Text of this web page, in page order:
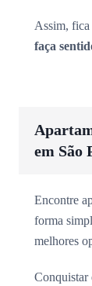
Assim,
faça
em São
Encontre
forma
melhores
Conquistar